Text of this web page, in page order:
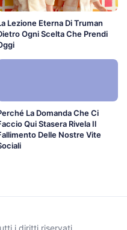
Lezione Eterna Di Truman
Ogni Scelta Che Prendi
La Domanda Che Ci
Qui Stasera Rivela Il
Delle Nostre Vite